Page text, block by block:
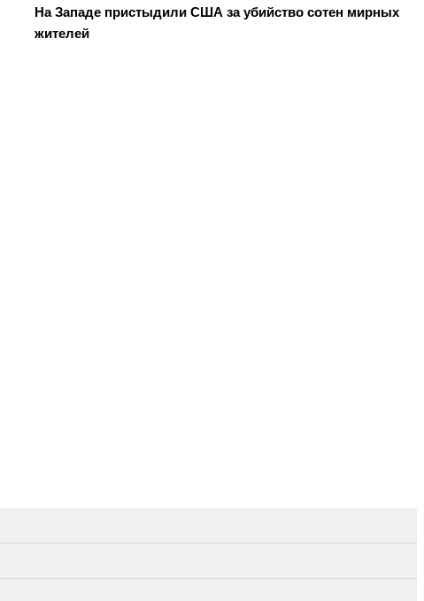
На Западе пристыдили США за убийство сотен мирных
жителей